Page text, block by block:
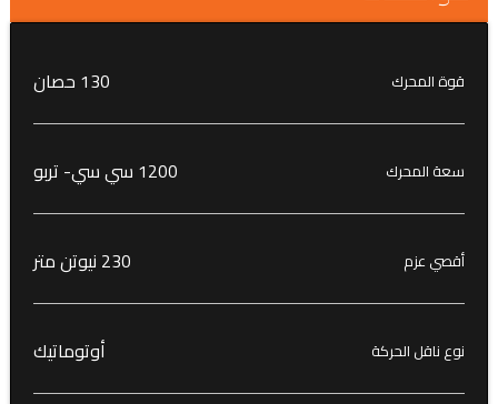
قوة المحرك 130 حصان
سعة المحرك 1200 سي سي- تربو
أقصي عزم 230 نيوتن متر
نوع ناقل الحركة أوتوماتيك